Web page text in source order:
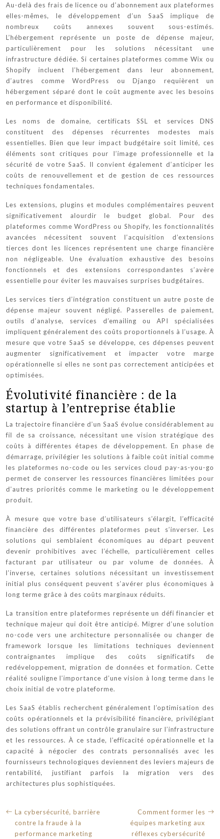
Au-delà des frais de licence ou d’abonnement aux plateformes
elles-mêmes, le développement d’un SaaS implique de
nombreux coûts annexes souvent sous-estimés.
L’hébergement représente un poste de dépense majeur,
particulièrement pour les solutions nécessitant une
infrastructure dédiée. Si certaines plateformes comme Wix ou
Shopify incluent l’hébergement dans leur abonnement,
d’autres comme WordPress ou Django requièrent un
hébergement séparé dont le coût augmente avec les besoins
en performance et disponibilité.
Les noms de domaine, certificats SSL et services DNS
constituent des dépenses récurrentes modestes mais
essentielles. Bien que leur impact budgétaire soit limité, ces
éléments sont critiques pour l’image professionnelle et la
sécurité de votre SaaS. Il convient également d’anticiper les
coûts de renouvellement et de gestion de ces ressources
techniques fondamentales.
Les extensions, plugins et modules complémentaires peuvent
significativement alourdir le budget global. Pour des
plateformes comme WordPress ou Shopify, les fonctionnalités
avancées nécessitent souvent l’acquisition d’extensions
tierces dont les licences représentent une charge financière
non négligeable. Une évaluation exhaustive des besoins
fonctionnels et des extensions correspondantes s’avère
essentielle pour éviter les mauvaises surprises budgétaires.
Les services tiers d’intégration constituent un autre poste de
dépense majeur souvent négligé. Passerelles de paiement,
outils d’analyse, services d’emailing ou API spécialisées
impliquent généralement des coûts proportionnels à l’usage. À
mesure que votre SaaS se développe, ces dépenses peuvent
augmenter significativement et impacter votre marge
opérationnelle si elles ne sont pas correctement anticipées et
optimisées.
Évolutivité financière : de la
startup à l’entreprise établie
La trajectoire financière d’un SaaS évolue considérablement au
fil de sa croissance, nécessitant une vision stratégique des
coûts à différentes étapes de développement. En phase de
démarrage, privilégier les solutions à faible coût initial comme
les plateformes no-code ou les services cloud pay-as-you-go
permet de conserver les ressources financières limitées pour
d’autres priorités comme le marketing ou le développement
produit.
À mesure que votre base d’utilisateurs s’élargit, l’efficacité
financière des différentes plateformes peut s’inverser. Les
solutions qui semblaient économiques au départ peuvent
devenir prohibitives avec l’échelle, particulièrement celles
facturant par utilisateur ou par volume de données. À
l’inverse, certaines solutions nécessitant un investissement
initial plus conséquent peuvent s’avérer plus économiques à
long terme grâce à des coûts marginaux réduits.
La transition entre plateformes représente un défi financier et
technique majeur qui doit être anticipé. Migrer d’une solution
no-code vers une architecture personnalisée ou changer de
framework lorsque les limitations techniques deviennent
contraignantes implique des coûts significatifs de
redéveloppement, migration de données et formation. Cette
réalité souligne l’importance d’une vision à long terme dans le
choix initial de votre plateforme.
Les SaaS établis recherchent généralement l’optimisation des
coûts opérationnels et la prévisibilité financière, privilégiant
des solutions offrant un contrôle granulaire sur l’infrastructure
et les ressources. À ce stade, l’efficacité opérationnelle et la
capacité à négocier des contrats personnalisés avec les
fournisseurs technologiques deviennent des leviers majeurs de
rentabilité, justifiant parfois la migration vers des
architectures plus sophistiquées.
La cybersécurité, barrière
contre la fraude à la
performance marketing
Comment former les
équipes marketing aux
réflexes cybersécurité